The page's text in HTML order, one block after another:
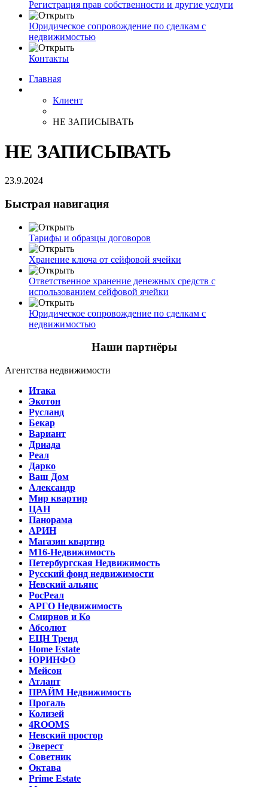
Регистрация прав собственности и другие услуги
Юридическое сопровождение по сделкам с
недвижимостью
Контакты
Главная
Клиент
НЕ ЗАПИСЫВАТЬ
НЕ ЗАПИСЫВАТЬ
23.9.2024
Быстрая навигация
Тарифы и образцы договоров
Хранение ключа от сейфовой ячейки
Ответственное хранение денежных средств с
использованием сейфовой ячейки
Юридическое сопровождение по сделкам с
недвижимостью
Наши партнёры
Агентства недвижимости
Итака
Экотон
Русланд
Бекар
Вариант
Дриада
Реал
Дарко
Ваш Дом
Александр
Мир квартир
ЦАН
Панорама
АРИН
Магазин квартир
М16-Недвижимость
Петербургская Недвижимость
Русский фонд недвижимости
Невский альянс
РосРеал
АРГО Недвижимость
Смирнов и Ко
Абсолют
ЕЦН Тренд
Home Estate
ЮРИНФО
Мейсон
Атлант
ПРАЙМ Недвижимость
Прогаль
Колизей
4ROOMS
Невский простор
Эверест
Советник
Октава
Prime Estate